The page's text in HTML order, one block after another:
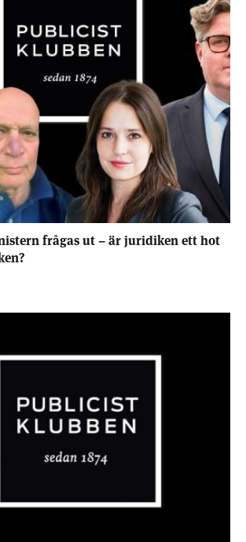
frågas ut – är juridiken ett hot